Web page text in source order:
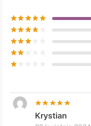
Krystian